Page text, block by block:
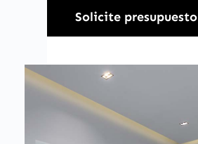
Solicite presupuesto